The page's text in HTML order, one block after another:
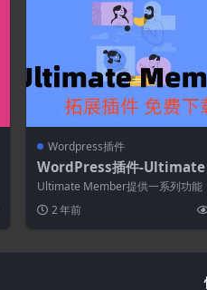
Wordpress插件
WordPress插件-Ultimate
ember–bbpress
ate Member拓展)-会员
Press插件
Ultimate Member提供一系列功能
2 年前